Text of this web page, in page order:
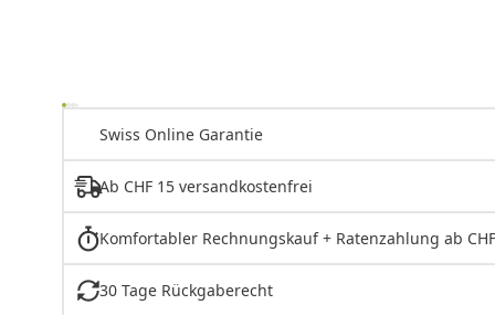
Swiss Online Garantie
Ab CHF 15 versandkostenfrei
Komfortabler Rechnungskauf + Ratenzahlung ab
30 Tage Rückgaberecht